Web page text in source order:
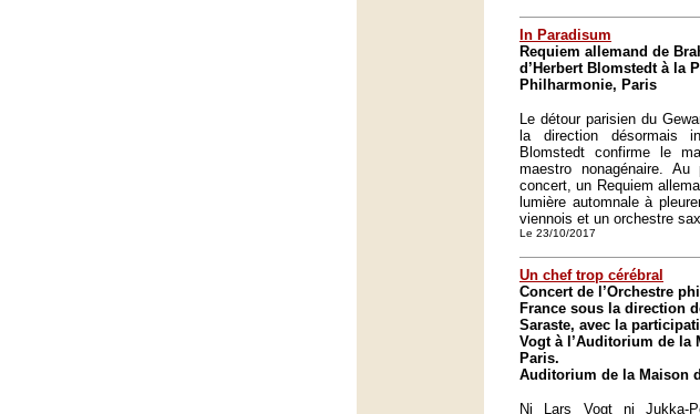
In Paradisum
Requiem allemand de
d’Herbert Blomstedt à la
Philharmonie, Paris
Le détour parisien du
la direction désormais
Blomstedt confirme le
maestro nonagénaire. Au
concert, un Requiem
lumière automnale à
viennois et un orchestre
Le 23/10/2017
Un chef trop cérébral
Concert de l’Orchestre
France sous la direction
Saraste, avec la
Vogt à l’Auditorium de la
Paris.
Auditorium de la Maison
Ni Lars Vogt ni Jukka-